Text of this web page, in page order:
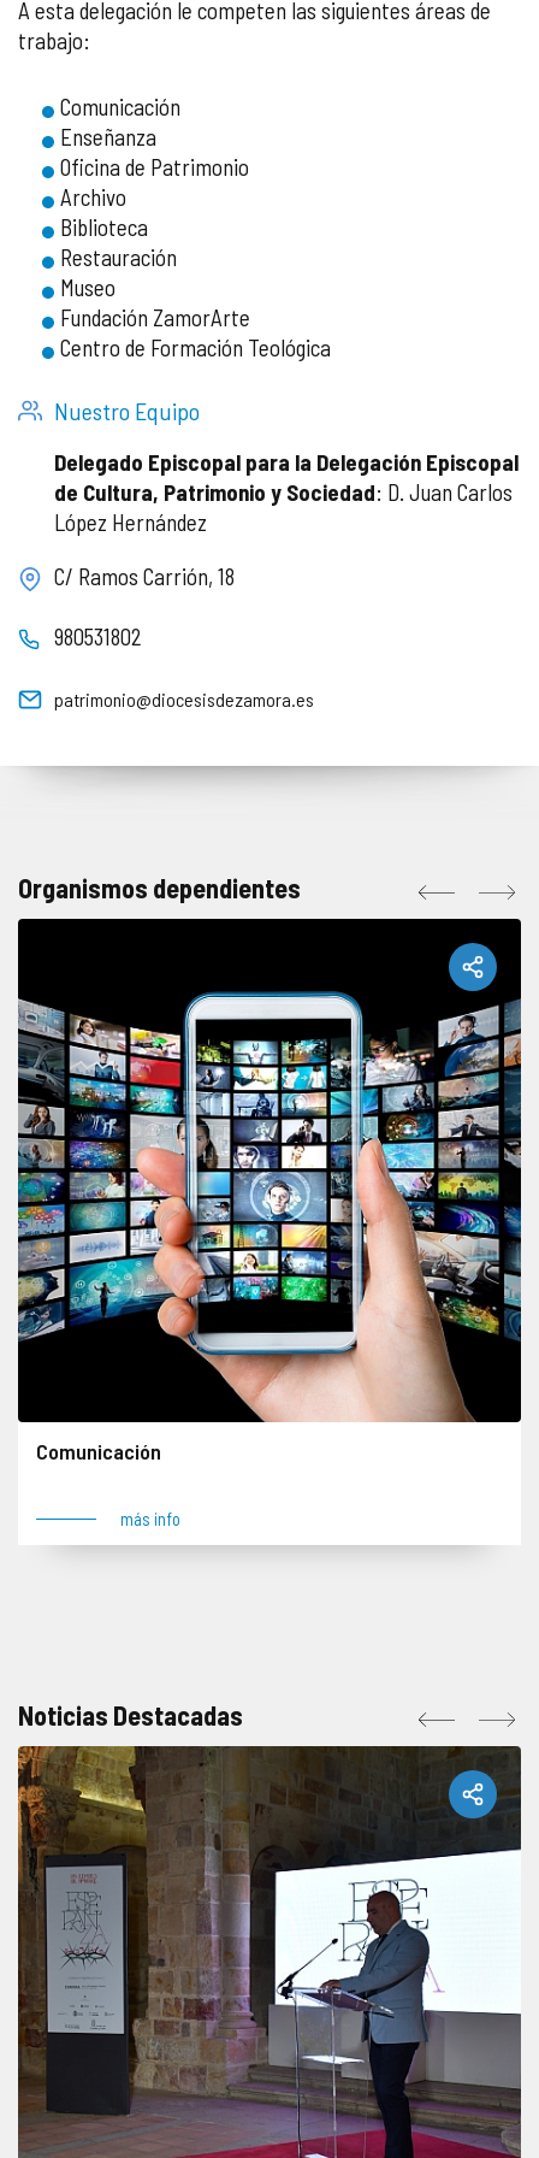
A esta delegación le competen las siguientes áreas de
trabajo:
Comunicación
Enseñanza
Oficina de Patrimonio
Archivo
Biblioteca
Restauración
Museo
Fundación ZamorArte
Centro de Formación Teológica
Nuestro Equipo
Delegado Episcopal para la Delegación Episcopal
de Cultura, Patrimonio y Sociedad: D. Juan Carlos
López Hernández
C/ Ramos Carrión, 18
980531802
patrimonio@diocesisdezamora.es
Organismos dependientes
Comunicación
más info
Noticias Destacadas